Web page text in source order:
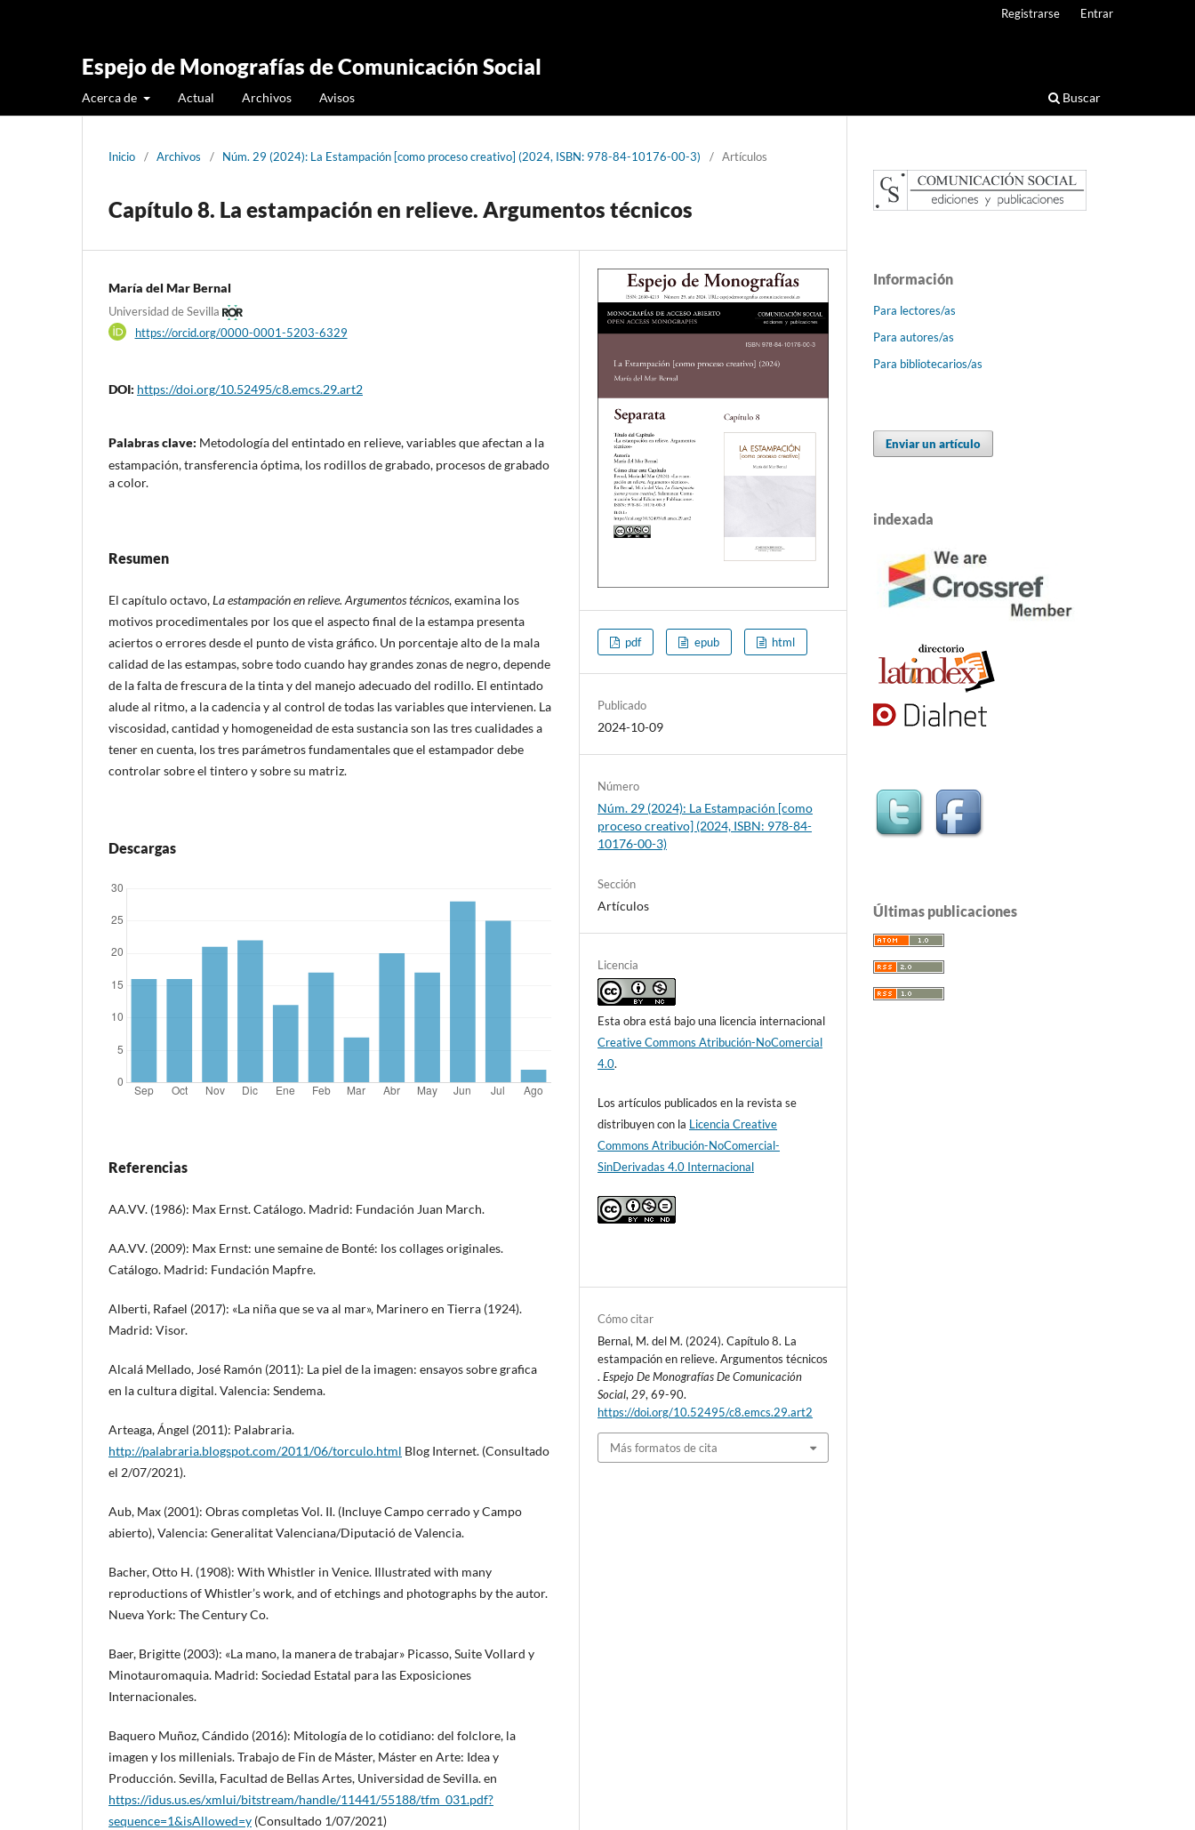
Espejo de Monografías de Comunicación Social
Acerca de Actual Archivos Avisos Buscar
Registrarse Entrar
Inicio / Archivos / Núm. 29 (2024): La Estampación [como proceso creativo] (2024, ISBN: 978-84-10176-00-3) / Artículos
Capítulo 8. La estampación en relieve. Argumentos técnicos
María del Mar Bernal
Universidad de Sevilla
https://orcid.org/0000-0001-5203-6329
DOI: https://doi.org/10.52495/c8.emcs.29.art2
Palabras clave: Metodología del entintado en relieve, variables que afectan a la
estampación, transferencia óptima, los rodillos de grabado, procesos de grabado
a color.
Resumen
El capítulo octavo,La estampación en relieve. Argumentos técnicos, examina los
motivos procedimentales por los que el aspecto final de la estampa presenta
aciertos o errores desde el punto de vista gráfico. Un porcentaje alto de la mala
calidad de las estampas, sobre todo cuando hay grandes zonas de negro, depende
de la falta de frescura de la tinta y del manejo adecuado del rodillo. El entintado
alude al ritmo, a la cadencia y al control de todas las variables que intervienen. La
viscosidad, cantidad y homogeneidad de esta sustancia son las tres cualidades a
tener en cuenta, los tres parámetros fundamentales que el estampador debe
controlar sobre el tintero y sobre su matriz.
Descargas
Referencias
AA.VV. (1986): Max Ernst. Catálogo. Madrid: Fundación Juan March.
AA.VV. (2009): Max Ernst: une semaine de Bonté: los collages originales.
Catálogo. Madrid: Fundación Mapfre.
Alberti, Rafael (2017): «La niña que se va al mar», Marinero en Tierra (1924).
Madrid: Visor.
Alcalá Mellado, José Ramón (2011): La piel de la imagen: ensayos sobre grafica
en la cultura digital. Valencia: Sendema.
Arteaga, Ángel (2011): Palabraria.
http://palabraria.blogspot.com/2011/06/torculo.html Blog Internet. (Consultado
el 2/07/2021).
Aub, Max (2001): Obras completas Vol. II. (Incluye Campo cerrado y Campo
abierto), Valencia: Generalitat Valenciana/Diputació de Valencia.
Bacher, Otto H. (1908): With Whistler in Venice. Illustrated with many
reproductions of Whistler’s work, and of etchings and photographs by the autor.
Nueva York: The Century Co.
Baer, Brigitte (2003): «La mano, la manera de trabajar» Picasso, Suite Vollard y
Minotauromaquia. Madrid: Sociedad Estatal para las Exposiciones
Internacionales.
Baquero Muñoz, Cándido (2016): Mitología de lo cotidiano: del folclore, la
imagen y los millenials. Trabajo de Fin de Máster, Máster en Arte: Idea y
Producción. Sevilla, Facultad de Bellas Artes, Universidad de Sevilla. en
https://idus.us.es/xmlui/bitstream/handle/11441/55188/tfm_031.pdf?
sequence=1&isAllowed=y (Consultado 1/07/2021)
pdf epub html
Publicado
2024-10-09
Número
Núm. 29 (2024): La Estampación [como
proceso creativo] (2024, ISBN: 978-84-
10176-00-3)
Sección
Artículos
Licencia
Esta obra está bajo una licencia internacional
Creative Commons Atribución-NoComercial
4.0.
Los artículos publicados en la revista se
distribuyen con la Licencia Creative
Commons Atribución-NoComercial-
SinDerivadas 4.0 Internacional
Cómo citar
Bernal, M. del M. (2024). Capítulo 8. La
estampación en relieve. Argumentos técnicos
.Espejo De Monografías De Comunicación
Social, 29, 69-90.
https://doi.org/10.52495/c8.emcs.29.art2
Más formatos de cita
Información
Para lectores/as
Para autores/as
Para bibliotecarios/as
Enviar un artículo
indexada
Últimas publicaciones